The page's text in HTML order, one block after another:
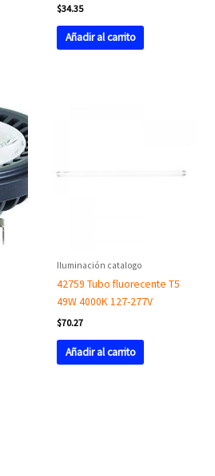
$34.35
Añadir al carrito
Iluminación catalogo
42759 Tubo fluorecente T5
49W 4000K 127-277V
$70.27
Añadir al carrito